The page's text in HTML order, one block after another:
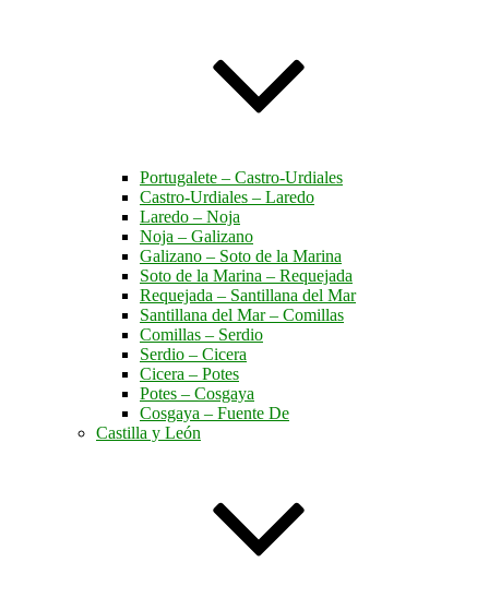
Portugalete – Castro-Urdiales
Castro-Urdiales – Laredo
Laredo – Noja
Noja – Galizano
Galizano – Soto de la Marina
Soto de la Marina – Requejada
Requejada – Santillana del Mar
Santillana del Mar – Comillas
Comillas – Serdio
Serdio – Cicera
Cicera – Potes
Potes – Cosgaya
Cosgaya – Fuente De
Castilla y León